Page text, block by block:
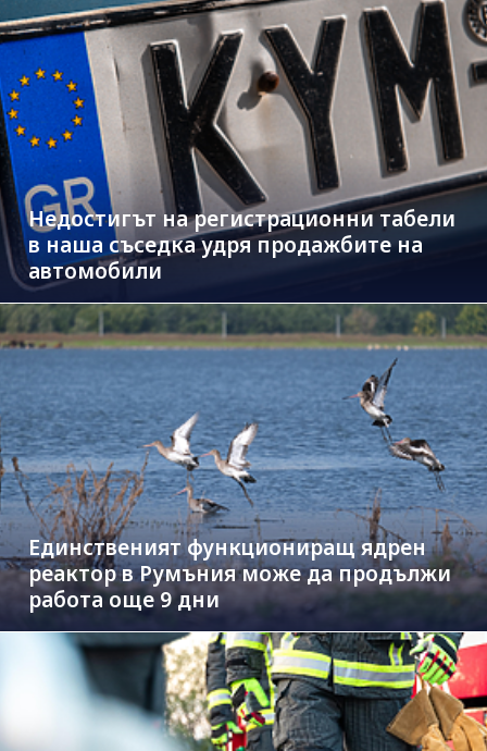
Недостигът на регистрационни табели
в наша съседка удря продажбите на
автомобили
Единственият функциониращ ядрен
реактор в Румъния може да продължи
работа още 9 дни